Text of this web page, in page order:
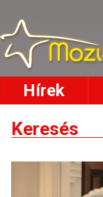
Hírek
Keresés